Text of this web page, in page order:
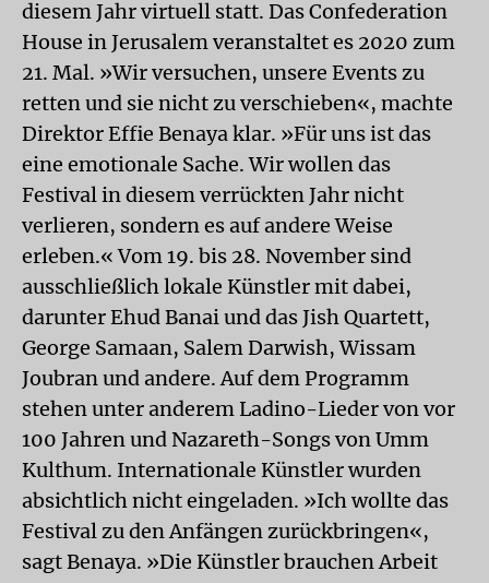
diesem Jahr virtuell statt. Das Confederation
House in Jerusalem veranstaltet es 2020 zum
21. Mal. »Wir versuchen, unsere Events zu
retten und sie nicht zu verschieben«, machte
Direktor Effie Benaya klar. »Für uns ist das
eine emotionale Sache. Wir wollen das
Festival in diesem verrückten Jahr nicht
verlieren, sondern es auf andere Weise
erleben.« Vom 19. bis 28. November sind
ausschließlich lokale Künstler mit dabei,
darunter Ehud Banai und das Jish Quartett,
George Samaan, Salem Darwish, Wissam
Joubran und andere. Auf dem Programm
stehen unter anderem Ladino-Lieder von vor
100 Jahren und Nazareth-Songs von Umm
Kulthum. Internationale Künstler wurden
absichtlich nicht eingeladen. »Ich wollte das
Festival zu den Anfängen zurückbringen«,
sagt Benaya. »Die Künstler brauchen Arbeit